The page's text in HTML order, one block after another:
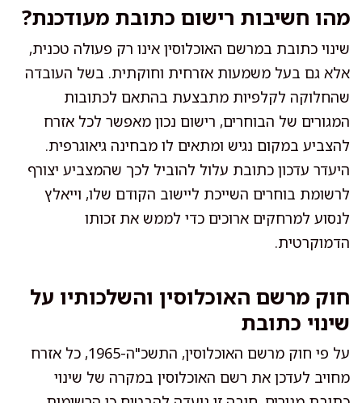
מהו חשיבות רישום כתובת מעודכנת?
שינוי כתובת במרשם האוכלוסין אינו רק פעולה טכנית,
אלא גם בעל משמעות אזרחית וחוקתית. בשל העובדה
שהחלוקה לקלפיות מתבצעת בהתאם לכתובות
המגורים של הבוחרים, רישום נכון מאפשר לכל אזרח
להצביע במקום נגיש ומתאים לו מבחינה גיאוגרפית.
היעדר עדכון כתובת עלול להוביל לכך שהמצביע יצורף
לרשומת בוחרים השייכת ליישוב הקודם שלו, וייאלץ
לנסוע למרחקים ארוכים כדי לממש את זכותו
הדמוקרטית.
חוק מרשם האוכלוסין והשלכותיו על
שינוי כתובת
על פי חוק מרשם האוכלוסין, התשכ"ה-1965, כל אזרח
מחויב לעדכן את רשם האוכלוסין במקרה של שינוי